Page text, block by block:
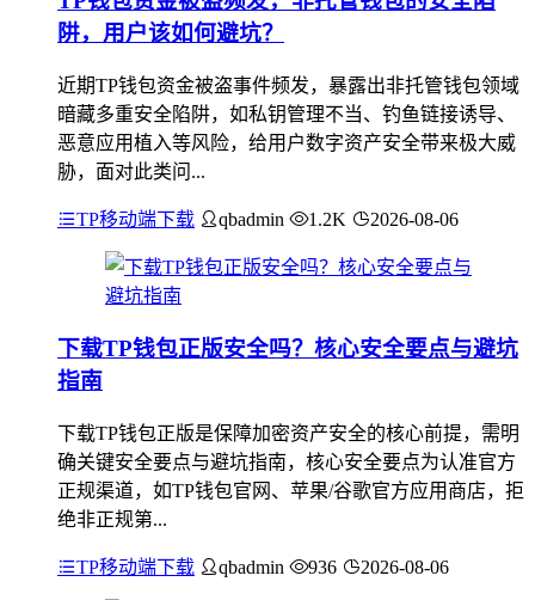
阱，用户该如何避坑？
近期TP钱包资金被盗事件频发，暴露出非托管钱包领域
暗藏多重安全陷阱，如私钥管理不当、钓鱼链接诱导、
恶意应用植入等风险，给用户数字资产安全带来极大威
胁，面对此类问...
TP移动端下载 qbadmin 1.2K 2026-08-06
下载TP钱包正版安全吗？核心安全要点与避坑
指南
下载TP钱包正版是保障加密资产安全的核心前提，需明
确关键安全要点与避坑指南，核心安全要点为认准官方
正规渠道，如TP钱包官网、苹果/谷歌官方应用商店，拒
绝非正规第...
TP移动端下载 qbadmin 936 2026-08-06